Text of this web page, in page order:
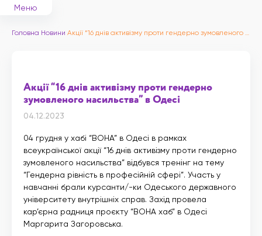
Меню
Головна Новини Акції “16 днів активізму проти гендерно зумовленого насильства” в Одесі
Акції “16 днів активізму проти гендерно
зумовленого насильства” в Одесі
04.12.2023
04 грудня у хабі “ВОНА” в Одесі в рамках
всеукраїнської акції “16 днів активізму проти гендерно
зумовленого насильства” відбувся тренінг на тему
“Гендерна рівність в професійній сфері”. Участь у
навчанні брали курсанти/-ки Одеського державного
університету внутрішніх справ. Захід провела
кар’єрна радниця проєкту “ВОНА хаб” в Одесі
Маргарита Загоровська.